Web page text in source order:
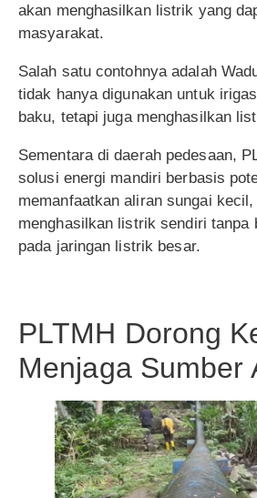
akan menghasilkan listrik yang
masyarakat.
Salah satu contohnya adalah
tidak hanya digunakan untuk
baku, tetapi juga menghasilkan
Sementara di daerah pedesaan,
solusi energi mandiri berbasis
memanfaatkan aliran sungai
menghasilkan listrik sendiri tanpa
pada jaringan listrik besar.
PLTMH Dorong
Menjaga Sumber